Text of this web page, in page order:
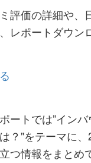
評価の詳細や、
レポートダウン
ートでは”イン
？"をテーマに
つ情報をまとめ